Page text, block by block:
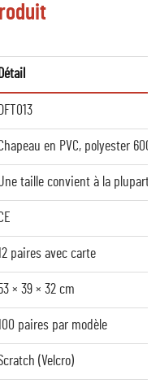
Détail
DFT013
en PVC, polyester
taille convient à la plupart
paires avec carte
× 39 × 32 cm
paires par modèle
(Velcro)